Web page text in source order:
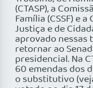
(CTASP), a
Família (CSSF) e
Justiça e de
aprovado nessas
retornar ao
presidencial. Na
60 emendas dos
o substitutivo